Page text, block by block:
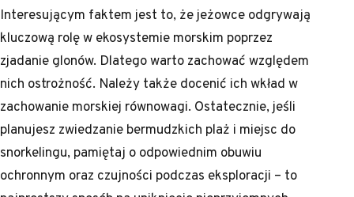
Interesującym faktem jest to, że jeżowce odgrywają
kluczową rolę w ekosystemie morskim poprzez
zjadanie glonów. Dlatego warto zachować względem
nich ostrożność. Należy także docenić ich wkład w
zachowanie morskiej równowagi. Ostatecznie, jeśli
planujesz zwiedzanie bermudzkich plaż i miejsc do
snorkelingu, pamiętaj o odpowiednim obuwiu
ochronnym oraz czujności podczas eksploracji – to